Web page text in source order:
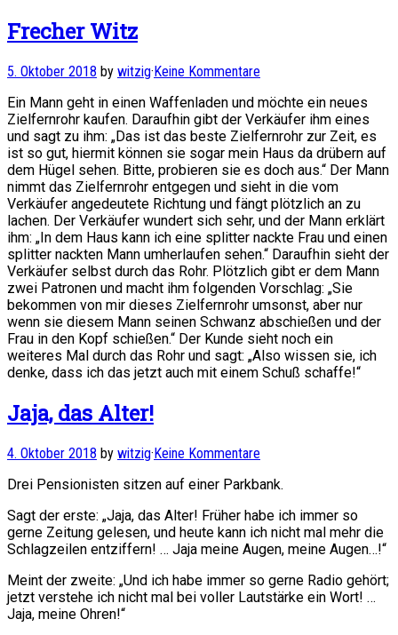
Frecher Witz
5. Oktober 2018 by witzig·Keine Kommentare
Ein Mann geht in einen Waffenladen und möchte ein neues
Zielfernrohr kaufen. Daraufhin gibt der Verkäufer ihm eines
und sagt zu ihm: „Das ist das beste Zielfernrohr zur Zeit, es
ist so gut, hiermit können sie sogar mein Haus da drübern auf
dem Hügel sehen. Bitte, probieren sie es doch aus.“ Der Mann
nimmt das Zielfernrohr entgegen und sieht in die vom
Verkäufer angedeutete Richtung und fängt plötzlich an zu
lachen. Der Verkäufer wundert sich sehr, und der Mann erklärt
ihm: „In dem Haus kann ich eine splitter nackte Frau und einen
splitter nackten Mann umherlaufen sehen.“ Daraufhin sieht der
Verkäufer selbst durch das Rohr. Plötzlich gibt er dem Mann
zwei Patronen und macht ihm folgenden Vorschlag: „Sie
bekommen von mir dieses Zielfernrohr umsonst, aber nur
wenn sie diesem Mann seinen Schwanz abschießen und der
Frau in den Kopf schießen.“ Der Kunde sieht noch ein
weiteres Mal durch das Rohr und sagt: „Also wissen sie, ich
denke, dass ich das jetzt auch mit einem Schuß schaffe!“
Jaja, das Alter!
4. Oktober 2018 by witzig·Keine Kommentare
Drei Pensionisten sitzen auf einer Parkbank.
Sagt der erste: „Jaja, das Alter! Früher habe ich immer so
gerne Zeitung gelesen, und heute kann ich nicht mal mehr die
Schlagzeilen entziffern! … Jaja meine Augen, meine Augen…!“
Meint der zweite: „Und ich habe immer so gerne Radio gehört;
jetzt verstehe ich nicht mal bei voller Lautstärke ein Wort! …
Jaja, meine Ohren!“